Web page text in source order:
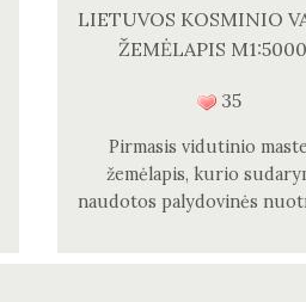
LIETUVOS KOSMINIO
ŽEMĖLAPIS
35
Pirmasis vidutinio
žemėlapis, kurio
naudotos palydovinės